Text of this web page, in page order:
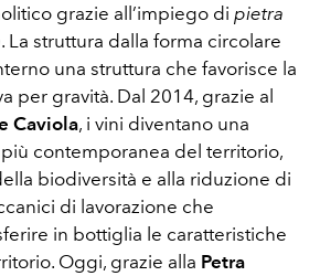
grazie all’impiego di pietra
. La struttura dalla forma circolare
una struttura che favorisce la
per gravità. Dal 2014, grazie al
Caviola, i vini diventano una
contemporanea del territorio,
biodiversità e alla riduzione di
di lavorazione che
in bottiglia le caratteristiche
Oggi, grazie alla Petra